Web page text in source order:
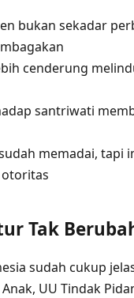
bukan sekadar
cenderung
santriwati
memadai, tapi
Tak
sudah cukup
UU Tindak